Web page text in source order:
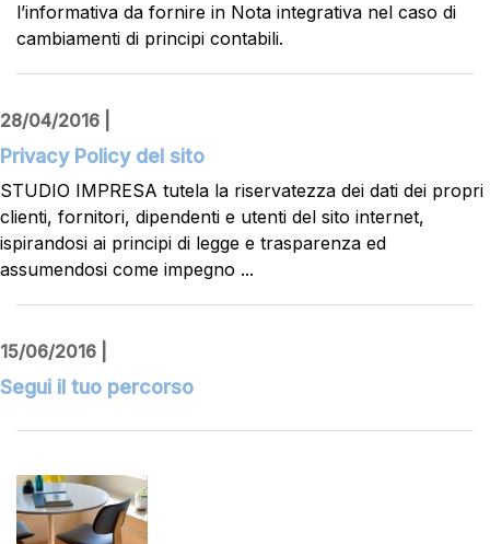
l’informativa da fornire in Nota integrativa nel caso di
cambiamenti di principi contabili.
28/04/2016 |
Privacy Policy del sito
STUDIO IMPRESA tutela la riservatezza dei dati dei propri
clienti, fornitori, dipendenti e utenti del sito internet,
ispirandosi ai principi di legge e trasparenza ed
assumendosi come impegno ...
15/06/2016 |
Segui il tuo percorso